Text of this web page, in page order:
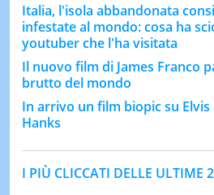
Italia, l'isola abbandonata
infestate al mondo: cosa ha
youtuber che l'ha visitata
Il nuovo film di James Franco
brutto del mondo
In arrivo un film biopic su Elvis
Hanks
I PIÙ CLICCATI DELLE ULTIME